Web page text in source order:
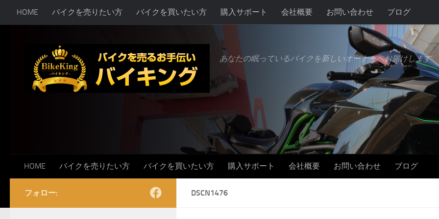
コンテンツへスキップ
HOME バイクを売りたい方 バイクを買いたい方 購入サポート 会社概要 お問い合わせ ブログ
あなたの眠っているバイクを新しいオーナーへお届けします
HOME バイクを売りたい方 バイクを買いたい方 購入サポート 会社概要 お問い合わせ ブログ
DSCN1476
フォロー: